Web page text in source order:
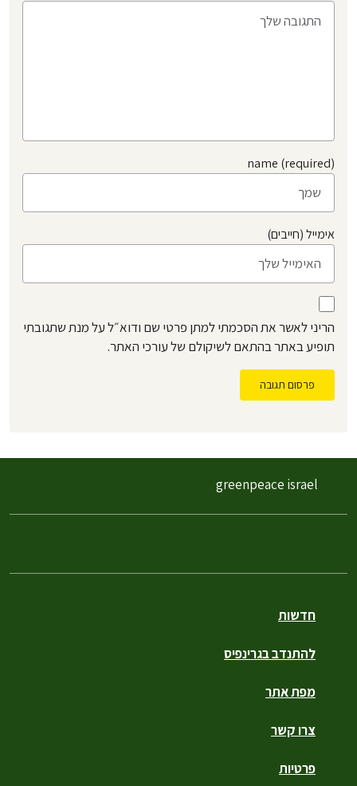
name (required)
אימייל (חייבים)
הריני לאשר את הסכמתי למתן פרטי שם ודוא״ל על מנת שתגובתי
תופיע באתר בהתאם לשיקולם של עורכי האתר.
פרסום תגובה
חדשות
להתנדב בגרינפיס
מפת אתר
צרו קשר
פרטיות